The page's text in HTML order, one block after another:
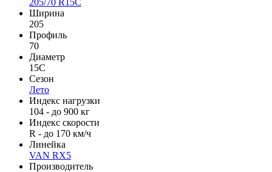
Ширина
205
Профиль
70
Диаметр
15C
Сезон
Лето
Индекс нагрузки
104 - до 900 кг
Индекс скорости
R - до 170 км/ч
Линейка
VAN RX5
Производитель